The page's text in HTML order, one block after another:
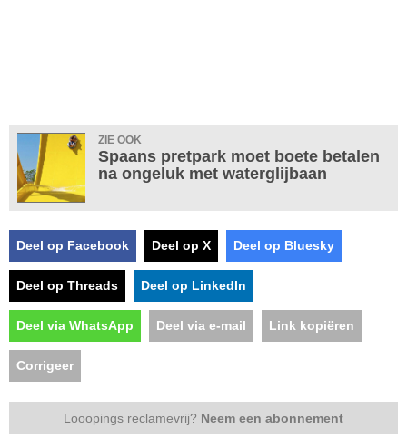
ZIE OOK
Spaans pretpark moet boete betalen
na ongeluk met waterglijbaan
Deel op Facebook Deel op X Deel op Bluesky
Deel op Threads Deel op LinkedIn
Deel via WhatsApp Deel via e-mail Link kopiëren
Corrigeer
Looopings reclamevrij? Neem een abonnement